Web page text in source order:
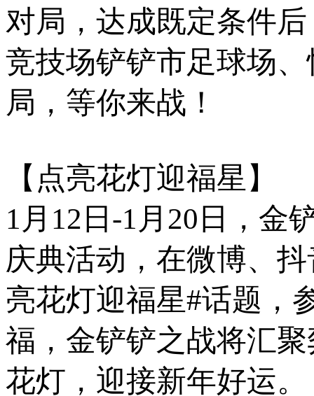
对局，达成既定条件
竞技场铲铲市足球场
局，等你来战！
【点亮花灯迎福星】
1月12日-1月20日，金
庆典活动，在微博、
亮花灯迎福星#话题，
福，金铲铲之战将汇
花灯，迎接新年好运。